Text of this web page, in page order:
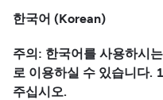
한국어 (Korean)
주의: 한국어를 사용하시
로 이용하실 수 있습니다
주십시오.